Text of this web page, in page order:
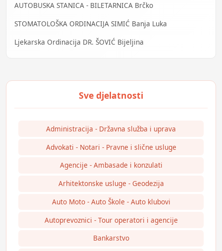
AUTOBUSKA STANICA - BILETARNICA Brčko
STOMATOLOŠKA ORDINACIJA SIMIĆ Banja Luka
Ljekarska Ordinacija DR. ŠOVIĆ Bijeljina
Administracija - Državna služba i uprava
Advokati - Notari - Pravne i slične usluge
Agencije - Ambasade i konzulati
Arhitektonske usluge - Geodezija
Auto Moto - Auto Škole - Auto klubovi
Autoprevoznici - Tour operatori i agencije
Bankarstvo